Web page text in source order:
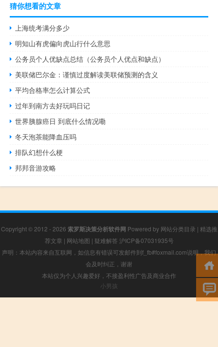
猜你想看的文章
上海统考满分多少
明知山有虎偏向虎山行什么意思
公务员个人优缺点总结（公务员个人优点和缺点）
美联储巴尔金：谨慎过度解读美联储预测的含义
平均合格率怎么计算公式
过年到南方去好玩吗日记
世界胰腺癌日 到底什么情况嘞
冬天泡茶能降血压吗
排队幻想什么梗
邦邦音游攻略
Copyright © 2012 - 2026 索罗斯决策分析软件网 Powered by 网站分类目录 | 精选推
荐文章 | 网站地图 | 疑难解答 沪ICP备07031935号
声明：本站内容来自互联网，如信息有错误可发邮件到f_fb#foxmail.com说明，我们
会及时纠正，谢谢
本站仅为个人兴趣爱好，不接盈利性广告及商业合作
小男孩